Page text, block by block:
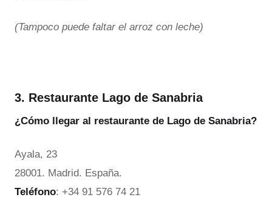
(Tampoco puede faltar el arroz con leche)
3. Restaurante Lago de Sanabria
¿Cómo llegar al restaurante de Lago de Sanabria?
Ayala, 23
28001. Madrid. España.
Teléfono: +34 91 576 74 21